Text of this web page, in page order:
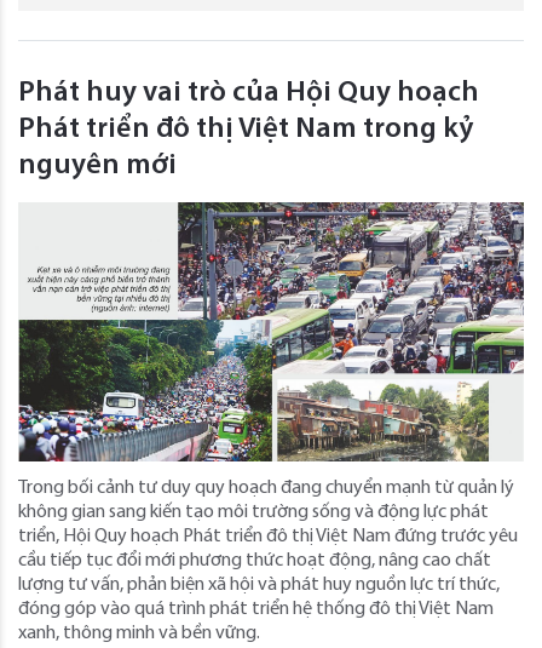
Phát huy vai trò của Hội Quy hoạch
Phát triển đô thị Việt Nam trong kỷ
nguyên mới
Trong bối cảnh tư duy quy hoạch đang chuyển mạnh từ quản lý
không gian sang kiến tạo môi trường sống và động lực phát
triển, Hội Quy hoạch Phát triển đô thị Việt Nam đứng trước yêu
cầu tiếp tục đổi mới phương thức hoạt động, nâng cao chất
lượng tư vấn, phản biện xã hội và phát huy nguồn lực trí thức,
đóng góp vào quá trình phát triển hệ thống đô thị Việt Nam
xanh, thông minh và bền vững.